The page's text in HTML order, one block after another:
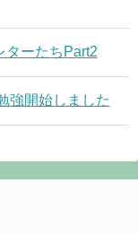
ターたちPart2
強開始しました